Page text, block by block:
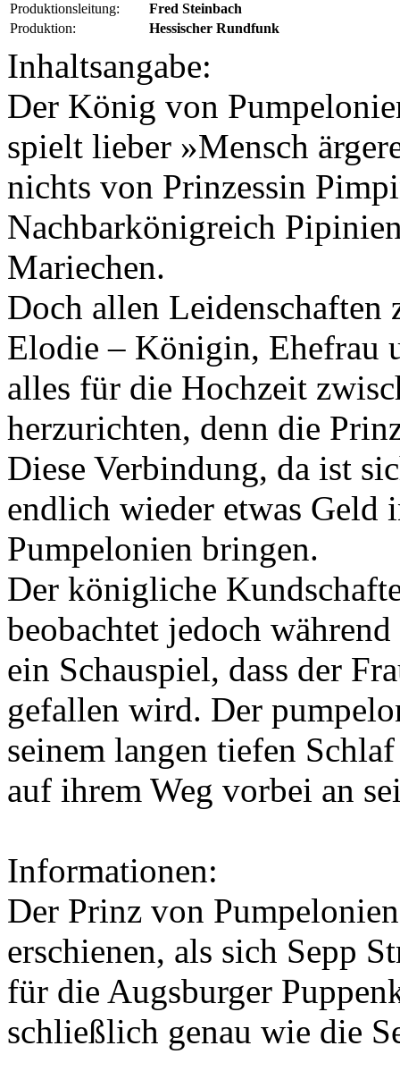
Produktionsleitung:
Fred Steinbach
Produktion:
Hessischer Rundfunk
Inhaltsangabe:
Der König von
spielt lieber »Mensch
nichts von Prinzessin
Nachbarkönigreich
Mariechen.
Doch allen Leidenschaften
Elodie – Königin, Ehefrau
alles für die Hochzeit
herzurichten, denn die
Diese Verbindung, da ist
endlich wieder etwas Geld
Pumpelonien bringen.
Der königliche
beobachtet jedoch
ein Schauspiel, dass der
gefallen wird. Der
seinem langen tiefen
auf ihrem Weg vorbei an
Informationen:
Der Prinz von Pumpelonien
erschienen, als sich Sepp
für die Augsburger
schließlich genau wie die